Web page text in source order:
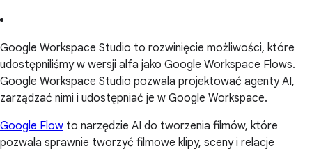
Google Workspace Studio to rozwinięcie możliwości, które
udostępniliśmy w wersji alfa jako Google Workspace Flows.
Google Workspace Studio pozwala projektować agenty AI,
zarządzać nimi i udostępniać je w Google Workspace.
Google Flow to narzędzie AI do tworzenia filmów, które
pozwala sprawnie tworzyć filmowe klipy, sceny i relacje